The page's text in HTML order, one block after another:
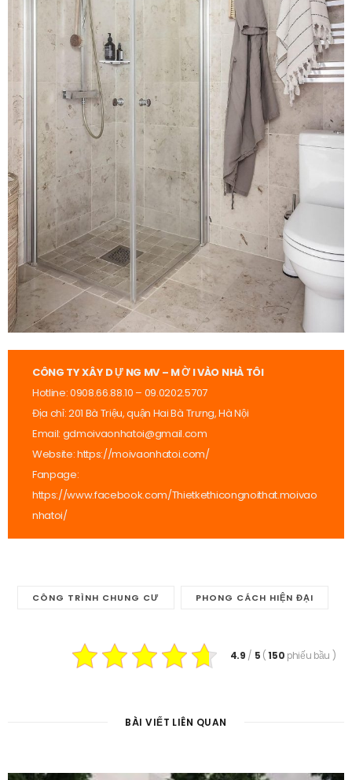
CÔNG TY XÂY DỰ NG MV – MỜ I VÀO NHÀ TÔI
Hotline: 0908.66.88.10 – 09.0202.5707
Địa chỉ: 201 Bà Triệu, quận Hai Bà Trưng, Hà Nội
Email: gdmoivaonhatoi@gmail.com
Website:https://moivaonhatoi.com/
Fanpage:
https://www.facebook.com/Thietkethicongnoithat.moivao
nhatoi/
CÔNG TRÌNH CHUNG CƯ PHONG CÁCH HIỆN ĐẠI
4.9 / 5 ( 150 phiếu bầu )
BÀI VIẾT LIÊN QUAN